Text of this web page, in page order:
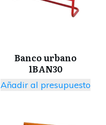
Banco urbano
1BAN30
Añadir al presupuesto